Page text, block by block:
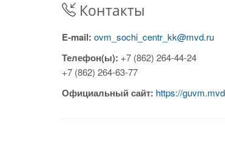
Контакты
E-mail: ovm_sochi_centr_kk@mvd.ru
Телефон(ы): +7 (862) 264-44-24
+7 (862) 264-63-77
Официальный сайт: https://